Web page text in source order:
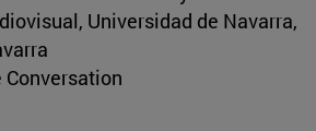
Universidad de Navarra,
Conversation